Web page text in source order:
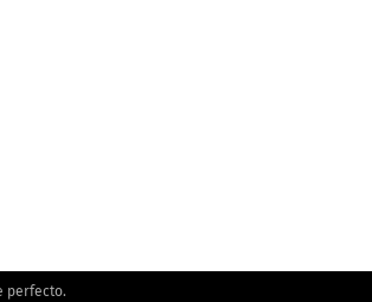
perfecto.